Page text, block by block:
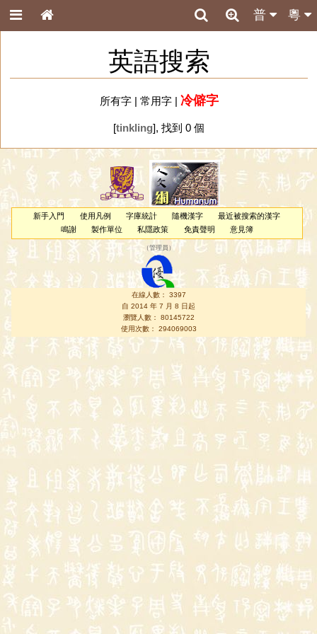
粵
普
英語搜索
所有字| 常用字| 冷僻字
[tinkling], 找到 0 個
新手入門 使用凡例 字庫統計 隨機漢字
最近被搜索的漢字
鳴謝
製作單位 私隱政策 免責聲明 意見簿
（管理員 ）
在線人數： 3397
自 2014 年 7 月 8 日起
瀏覽人數： 80145722
使用次數： 294069003